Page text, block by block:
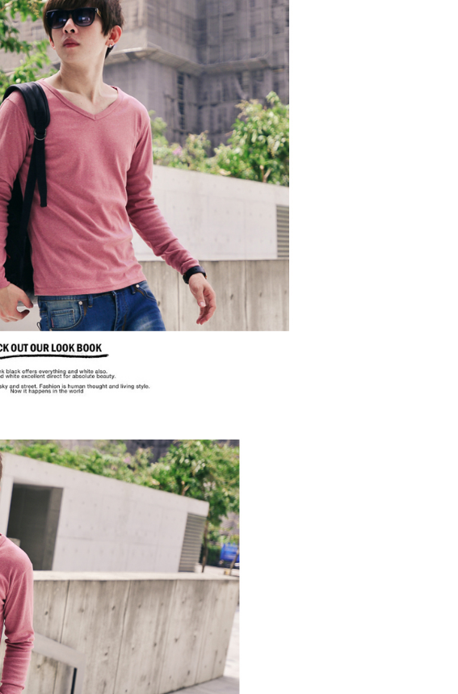
先享後付繳納相關費用。
※ 交易是否成功請以「AFTEE先享後付 」之結帳頁面顯示為準，若有關於
是否繳費成功／繳費後需取消欲退款等相關疑問，請聯繫「AFTEE先享後
付客戶支援中心」https://netprotections.freshdesk.com/support/home
【注意事項】
１．透過由恩沛科技股份有限公司提供之「AFTEE先享後付」服務完成之
交易，需依本服務之必要範圍內提供個人資料，並將交易相關給付款項請
求債權轉讓予恩沛科技股份有限公司。
２．關於個人資料處理事宜，請瀏覽以下網址：
https://aftee.tw/terms/#terms3
３．未成年的使用者請事先徵得法定代理人或監護人之同意方可使用
「AFTEE先享後付」，若未經同意申辦者引起之損失，本公司不負相關責
任。
４．使用「AFTEE先享後付」時，將依據個別帳號之用戶狀況，依本公司
即時審查核予不同之上限額度；若仍有額度不足之情形，本公司將視審查
結果請求用戶進行身份認證。
５．嚴禁一人註冊多個帳號或使用他人資訊註冊。若發現惡意使用之情
形，恩沛科技股份有限公司將有權停止該用戶之使用額度並採取法律行
動。
每筆NT$80，滿NT$1,800(含以上)免運費
先付款後7-11取貨
每筆NT$80，滿NT$1,800(含以上)免運費
宅配
每筆NT$120，滿NT$3,000(含以上)免運費